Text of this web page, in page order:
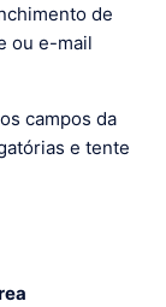
de
ou e-mail
campos da
e tente